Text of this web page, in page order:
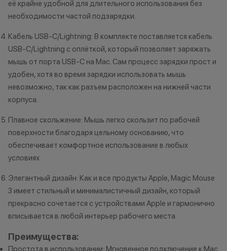
её крайне удобной для длительного использования без
необходимости частой подзарядки.
Кабель USB-C/Lightning: В комплекте поставляется кабель
USB-C/Lightning с оплёткой, который позволяет заряжать
мышь от порта USB-C на Mac. Сам процесс зарядки прост и
удобен, хотя во время зарядки использовать мышь
невозможно, так как разъем расположен на нижней части
корпуса.
Плавное скольжение: Мышь легко скользит по рабочей
поверхности благодаря цельному основанию, что
обеспечивает комфортное использование в любых
условиях.
Элегантный дизайн: Как и все продукты Apple, Magic Mouse
3 имеет стильный и минималистичный дизайн, который
прекрасно сочетается с устройствами Apple и гармонично
вписывается в любой интерьер рабочего места.
Преимущества:
Простота в использовании: Мгновенное подключение к Mac